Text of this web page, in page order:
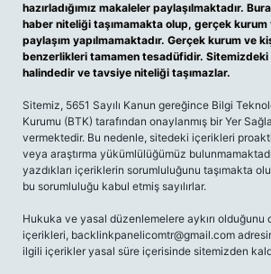
hazırladığımız makaleler paylaşılmaktadır.
haber niteliği taşımamakta olup, gerçek kurum
paylaşım yapılmamaktadır. Gerçek kurum ve
benzerlikleri tamamen tesadüfidir.
halindedir ve tavsiye niteliği taşımazlar.
Sitemiz, 5651 Sayılı Kanun gereğince Bilgi
Kurumu (BTK) tarafından onaylanmış bir Yer
vermektedir. Bu nedenle, sitedeki içerikleri
veya araştırma yükümlülüğümüz
yazdıkları içeriklerin sorumluluğunu taşımakta
bu sorumluluğu kabul etmiş sayılırlar.
Hukuka ve yasal düzenlemelere aykırı olduğunu
içerikleri, backlinkpanelicomtr@gmail.com
ilgili içerikler yasal süre içerisinde sitemizden